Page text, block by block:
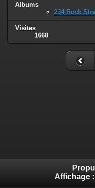
Albums
234 Rock
Visites
1668
Affichage :